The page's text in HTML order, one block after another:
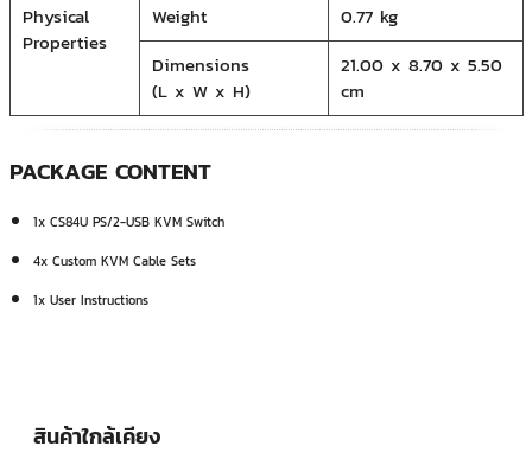
Physical
Properties
Weight
0.77 kg
Dimensions
(L x W x H)
21.00 x 8.70 x 5.50
cm
PACKAGE CONTENT
1x CS84U PS/2-USB KVM Switch
4x Custom KVM Cable Sets
1x User Instructions
สินค้าใกล้เคียง